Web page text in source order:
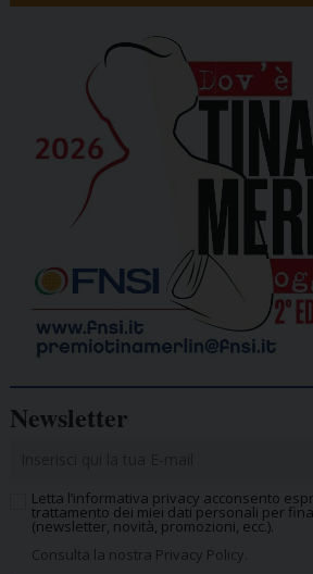
Newsletter
Letta l’informativa privacy acconsento
trattamento dei miei dati personali per
(newsletter, novità, promozioni, ecc.).
Consulta la nostra Privacy Policy.